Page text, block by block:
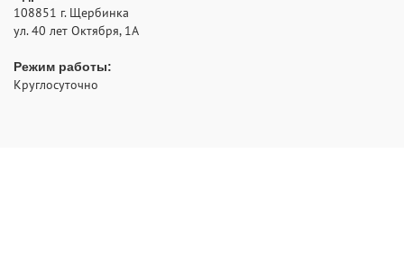
108851 г. Щербинка
ул. 40 лет Октября, 1А
Режим работы:
Круглосуточно